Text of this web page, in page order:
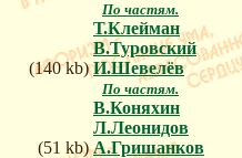
По частям.
Т.Клейман
В.Туровский
(140 kb)И.Шевелёв
По частям.
В.Коняхин
Л.Леонидов
(51 kb)А.Гришанков